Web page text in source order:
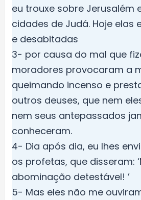
eu trouxe sobre Jerusalém
cidades de Judá. Hoje elas
e desabitadas
3- por causa do mal que
moradores provocaram a
queimando incenso e
outros deuses, que nem
nem seus antepassados
conheceram.
4- Dia após dia, eu lhes
os profetas, que disseram:
abominação detestável! ’
5- Mas eles não me